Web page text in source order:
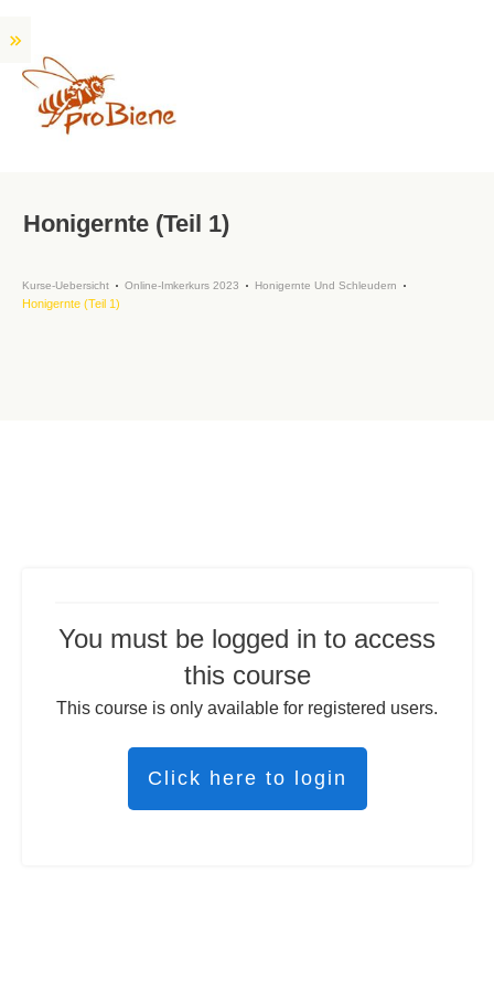
Honigernte (Teil 1)
Kurse-Uebersicht Online-Imkerkurs 2023 Honigernte Und Schleudern
Honigernte (Teil 1)
You must be logged in to access
this course
This course is only available for registered users.
Click here to login